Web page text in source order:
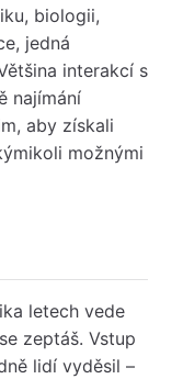
biologii,
jedná
interakcí s
najímání
aby získali
možnými
letech vede
zeptáš. Vstup
lidí vyděsil –